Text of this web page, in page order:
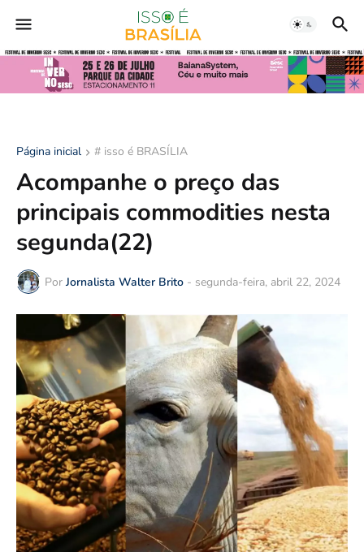
Página inicial # isso é BRASÍLIA
Acompanhe o preço das
principais commodities nesta
segunda(22)
Por Jornalista Walter Brito - segunda-feira, abril 22, 2024